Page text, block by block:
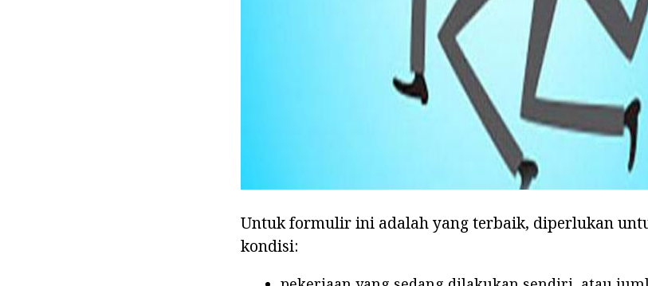
ad
Untuk formulir ini adalah yang terbaik, diperlukan
kondisi: